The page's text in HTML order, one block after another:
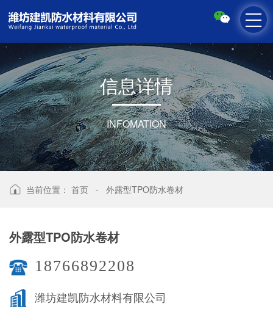
信息详情
INFOMATION
当前位置： 首页 - 外露型TPO防水卷材
外露型TPO防水卷材
18766892208
潍坊建凯防水材料有限公司